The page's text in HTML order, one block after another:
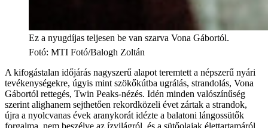
Ez a nyugdíjas teljesen be van szarva Vona Gábortól.
Fotó: MTI Fotó/Balogh Zoltán
A kifogástalan időjárás nagyszerű alapot teremtett a népszerű nyári
tevékenységekre, úgyis mint szökőkútba ugrálás, strandolás, Vona
Gábortól rettegés, Twin Peaks-nézés. Idén minden valószínűség
szerint alighanem sejthetően rekordközeli évet zártak a strandok,
újra a nyolcvanas évek aranykorát idézte a balatoni lángossütők
forgalma, nem beszélve az ízvilágról, és a sütőolajak élettartamáról.